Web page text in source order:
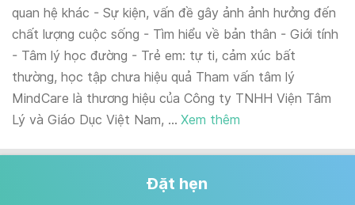
quan hệ khác - Sự kiện, vấn đề gây ảnh ảnh hưởng đến
chất lượng cuộc sống - Tìm hiểu về bản thân - Giới tính
- Tâm lý học đường - Trẻ em: tự ti, cảm xúc bất
thường, học tập chưa hiệu quả Tham vấn tâm lý
MindCare là thương hiệu của Công ty TNHH Viện Tâm
Lý và Giáo Dục Việt Nam, ... Xem thêm
Đặt hẹn